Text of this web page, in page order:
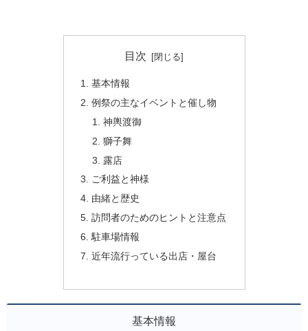
目次
基本情報
例祭の主なイベントと催し物
神輿渡御
獅子舞
露店
ご利益と神様
由緒と歴史
訪問者のためのヒントと注意点
駐車場情報
近年流行っている出店・屋台
基本情報